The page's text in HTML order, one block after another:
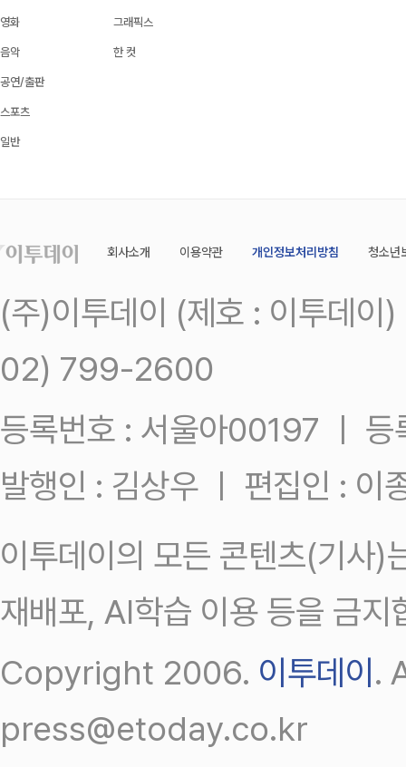
영화
음악
공연/출판
스포츠
일반
그래픽스
한 컷
회사소개 이용약관 개인정보처리방침 청소년
(주)이투데이 (제호 : 이투데
02) 799-2600
등록번호 : 서울아00197 ㅣ
발행인 : 김상우 ㅣ 편집인 : 이
이투데이의 모든 콘텐츠(기사)
재배포, AI학습 이용 등을 금지
Copyright 2006. 이투데이.
press@etoday.co.kr